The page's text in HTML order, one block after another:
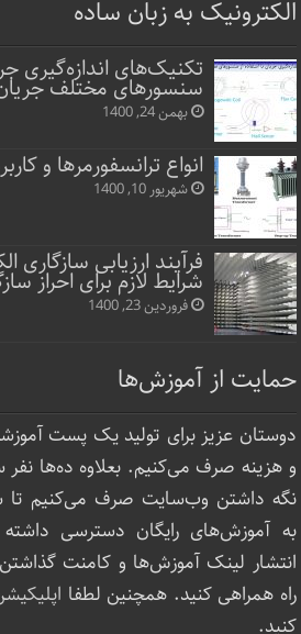
الکترونیک به زبان ساده
تکنیک‌های اندازه‌گیری
سنسورهای مختلف
بهمن 24, 1400
انواع ترانسفورمرها و
شهریور 10, 1400
فرآیند ارزیابی سازگاری
شرایط لازم برای احراز
فروردین 23, 1400
حمایت از آموزش‌ها
دوستان عزیز برای تولید یک پست
و هزینه صرف می‌کنیم. بعلاوه ده‌ها نفر
نگه داشتن وب‌سایت صرف ‌می‌کنیم تا
به آموزش‌های رایگان دسترسی
انتشار لینک‌ آموزش‌ها و کامنت گذاشتن
راه همراهی کنید. همچنین لطفا
کنید.